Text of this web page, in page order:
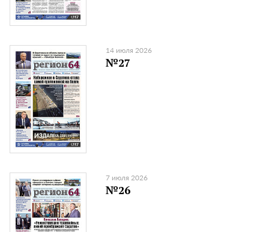
14 июля 2026
№27
7 июля 2026
№26